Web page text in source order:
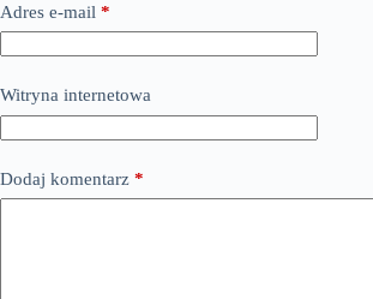
Adres e-mail *
Witryna internetowa
Dodaj komentarz *